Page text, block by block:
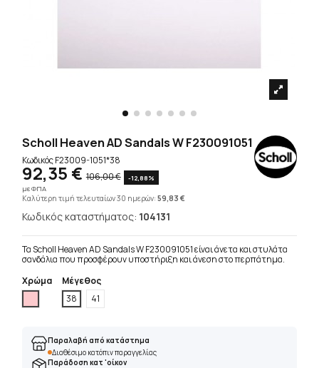
Scholl Heaven AD Sandals W F230091051
ΚωδικόςF23009-1051*38
92,35 € 106,00 €
-12,88%
με ΦΠΑ
Καλύτερη τιμή τελευταίων 30 ημερών:59,83 €
Κωδικός καταστήματος: 104131
Τα Scholl Heaven AD Sandals W F230091051 είναι άνετα και στυλάτα
σανδάλια που προσφέρουν υποστήριξη και άνεση στο περπάτημα.
Χρώμα
Μέγεθος
38
41
Παραλαβή από κατάστημα
Διαθέσιμο κατόπιν παραγγελίας
Παράδοση κατ 'οίκον